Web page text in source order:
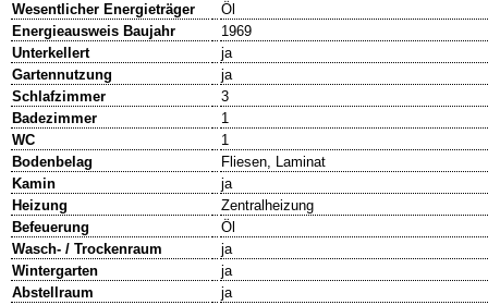
Wesentlicher Energieträger
Öl
Energieausweis Baujahr
1969
Unterkellert
ja
Gartennutzung
ja
Schlafzimmer
3
Badezimmer
1
WC
1
Bodenbelag
Fliesen, Laminat
Kamin
ja
Heizung
Zentralheizung
Befeuerung
Öl
Wasch- / Trockenraum
ja
Wintergarten
ja
Abstellraum
ja